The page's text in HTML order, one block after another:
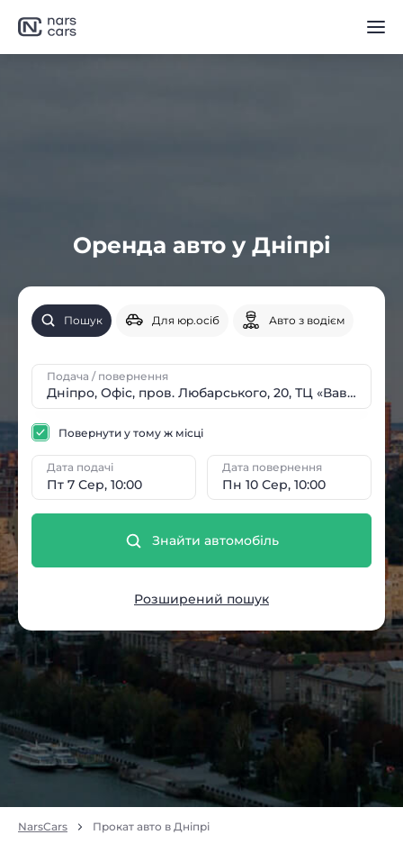
Оренда авто у Дніпрі
Пошук Для юр.осіб Авто з водієм
Подача / повернення
Пт 7 Сер, 10:00
Дата подачі
Пн 10 Сер, 10:00
Дата повернення
Повернути у тому ж місці
Знайти автомобіль
Розширений пошук
NarsCars Прокат авто в Дніпрі